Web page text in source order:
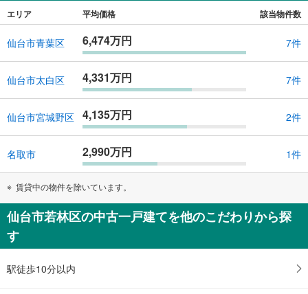
エリア 平均価格 該当物件数
仙台市青葉区 6,474万円 7件
仙台市太白区 4,331万円 7件
仙台市宮城野区 4,135万円 2件
名取市 2,990万円 1件
賃貸中の物件を除いています。
仙台市若林区の中古一戸建てを他のこだわりから探
す
駅徒歩10分以内